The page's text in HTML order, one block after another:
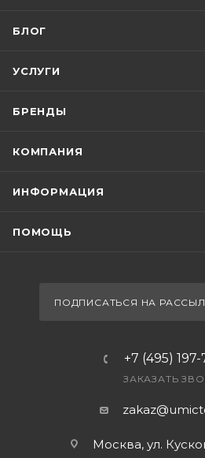
БЛОГ
УСЛУГИ
БРЕНДЫ
КОМПАНИЯ
ИНФОРМАЦИЯ
ПОМОЩЬ
ПОДПИСАТЬСЯ НА
+7 (495) 197-
ЗАКАЗАТЬ
Москва, ул.